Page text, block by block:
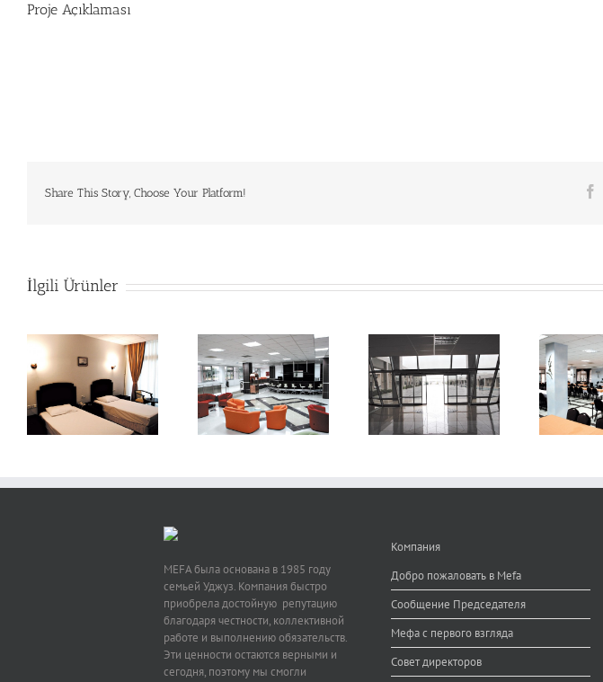
Proje Açıklaması
Share This Story, Choose Your Platform!
İlgili Ürünler
Hotel Hotel Dining Room
MEFA была основана в 1985 году
семьей Уджуз. Компания быстро
приобрела достойную репутацию
благодаря честности, коллективной
работе и выполнению обязательств.
Эти ценности остаются верными и
сегодня, поэтому мы смогли
Компания
Добро пожаловать в Mefa
Сообщение Председателя
Мефа с первого взгляда
Совет директоров